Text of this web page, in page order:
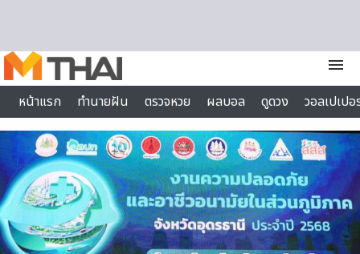
menu
หน้าแรก
ทำนายฝัน ตรวจหวย ผลบอล ดูดวง
วอลเปเป
ไลฟ์สไตล์